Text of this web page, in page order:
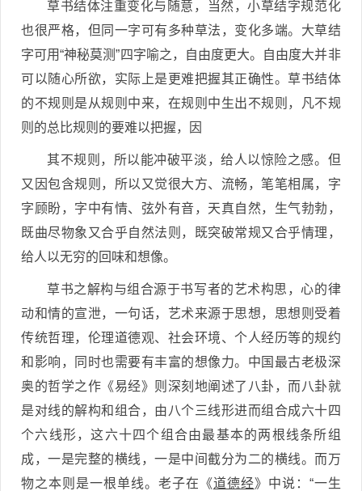
草书结体注重变化与随意，当然，小草结字规范化
也很严格，但同一字可有多种草法，变化多端。大草结
字可用“神秘莫测”四字喻之，自由度更大。自由度大并非
可以随心所欲，实际上是更难把握其正确性。草书结体
的不规则是从规则中来，在规则中生出不规则，凡不规
则的总比规则的要难以把握，因
其不规则，所以能冲破平淡，给人以惊险之感。但
又因包含规则，所以又觉很大方、流畅，笔笔相属，字
字顾盼，字中有情、弦外有音，天真自然，生气勃勃，
既曲尽物象又合乎自然法则，既突破常规又合乎情理，
给人以无穷的回味和想像。
草书之解构与组合源于书写者的艺术构思，心的律
动和情的宣泄，一句话，艺术来源于思想，思想则受着
传统哲理，伦理道德观、社会环境、个人经历等的规约
和影响，同时也需要有丰富的想像力。中国最古老极深
奥的哲学之作《易经》则深刻地阐述了八卦，而八卦就
是对线的解构和组合，由八个三线形进而组合成六十四
个六线形，这六十四个组合由最基本的两根线条所组
成，一是完整的横线，一是中间截分为二的横线。而万
物之本则是一根单线。老子在《道德经》中说：“一生